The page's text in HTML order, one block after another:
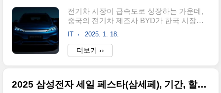
'굿데이' 방송정보첫 방송 일정 : 2025년 2월
16일 일요일방송 시간 : 밤 9시 10분방송사 :
MBC 및 디즈니+ 동시 방영 MBC 바로가
기 디즈니+ 바로가기 '굿데이 예능' 무엇이
다른가?✅ '굿데이'는 단순한 예능 프로그램
전기차 시장이 급속도로 성장하는 가운데,
중국의 전기차 제조사 BYD가 한국 시장에
본격적으로 진출합니다. 그 첫 주자로 나서
SUV 세그먼트에 속하는 이 차량은 경쟁력
있는 가격과 뛰어난 성능으로 이미 많은 관
요? 지금부터 자세히 살펴보겠습니다. 아
IT 2025. 1. 18.
더보기 ››
2025 삼성전자 세일 페스타(삼세페), 기간, 할인, 품목 총정리